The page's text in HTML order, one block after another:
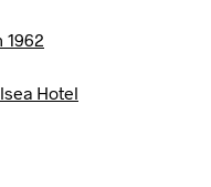
1962
Hotel